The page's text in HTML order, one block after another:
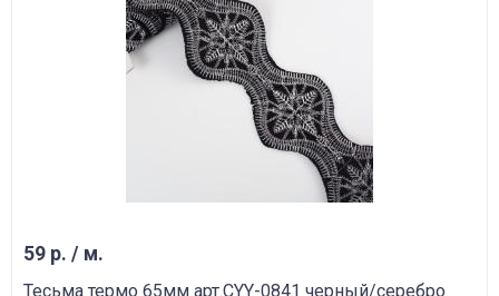
59 р. / м.
Тесьма термо 65мм арт.CYY-0841 черный/серебро